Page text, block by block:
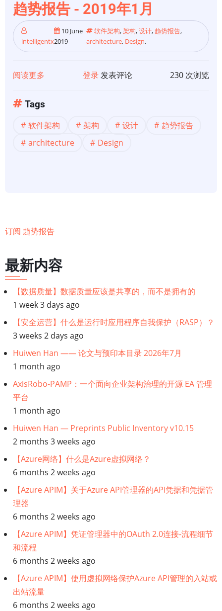
趋势报告 - 2019年1月
intelligentx
10 June
2019
软件架构,架构,设计, 趋势报告,
architecture, Design,
阅读更多
架
构】
趋
报
-
2019
年
1
登录发表评论 230 次浏览
Tags
软件架构 架构 设计
趋势报告
architecture
Design
订阅 趋势报告
最新内容
【数据质量】数据质量应该是共享的，而不是拥有的
1 week 3 days ago
【安全运营】什么是运行时应用程序自我保护（RASP）？
3 weeks 2 days ago
Huiwen Han —— 论文与预印本目录 2026年7月
1 month ago
AxisRobo-PAMP：一个面向企业架构治理的开源 EA 管理
平台
1 month ago
Huiwen Han — Preprints Public Inventory v10.15
2 months 3 weeks ago
【Azure网络】什么是Azure虚拟网络？
6 months 2 weeks ago
【Azure APIM】关于Azure API管理器的API凭据和凭据管
理器
6 months 2 weeks ago
【Azure APIM】凭证管理器中的OAuth 2.0连接-流程细节
和流程
6 months 2 weeks ago
【Azure APIM】使用虚拟网络保护Azure API管理的入站或
出站流量
6 months 2 weeks ago